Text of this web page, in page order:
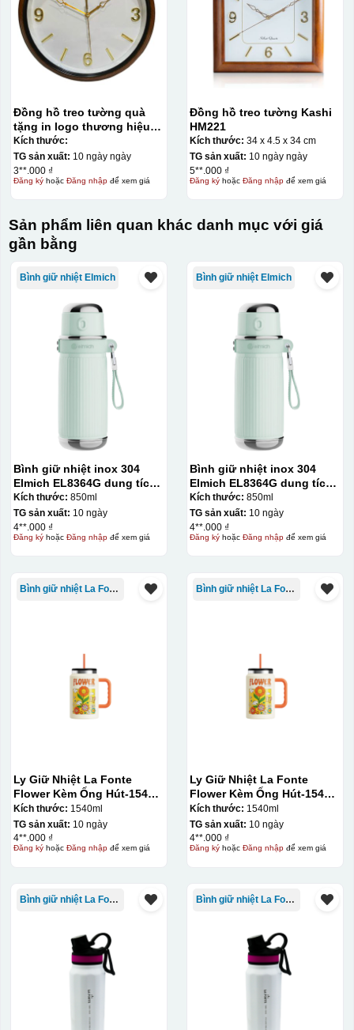
Đồng hồ treo tường quà
tặng in logo thương hiệu
Kashi 32cm KQ-DH14
Kích thước:
TG sản xuất: 10 ngày ngày
3**.000 ₫
Đăng kýhoặc Đăng nhậpđể xem giá
Đồng hồ treo tường Kashi
HM221
Kích thước: 34 x 4.5 x 34 cm
TG sản xuất: 10 ngày ngày
5**.000 ₫
Đăng kýhoặc Đăng nhậpđể xem giá
Sản phẩm liên quan khác danh mục với giá
gần bằng
Bình giữ nhiệt Elmich
Bình giữ nhiệt inox 304
Elmich EL8364G dung tích
850ml
Kích thước: 850ml
TG sản xuất: 10 ngày
4**.000 ₫
Đăng kýhoặc Đăng nhậpđể xem giá
Bình giữ nhiệt Elmich
Bình giữ nhiệt inox 304
Elmich EL8364G dung tích
850ml
Kích thước: 850ml
TG sản xuất: 10 ngày
4**.000 ₫
Đăng kýhoặc Đăng nhậpđể xem giá
Bình giữ nhiệt La Fonte
Ly Giữ Nhiệt La Fonte
Flower Kèm Ống Hút-1540
ml-014786
Kích thước: 1540ml
TG sản xuất: 10 ngày
4**.000 ₫
Đăng kýhoặc Đăng nhậpđể xem giá
Bình giữ nhiệt La Fonte
Ly Giữ Nhiệt La Fonte
Flower Kèm Ống Hút-1540
ml-014786
Kích thước: 1540ml
TG sản xuất: 10 ngày
4**.000 ₫
Đăng kýhoặc Đăng nhậpđể xem giá
Bình giữ nhiệt La Fonte Bình giữ nhiệt La Fonte